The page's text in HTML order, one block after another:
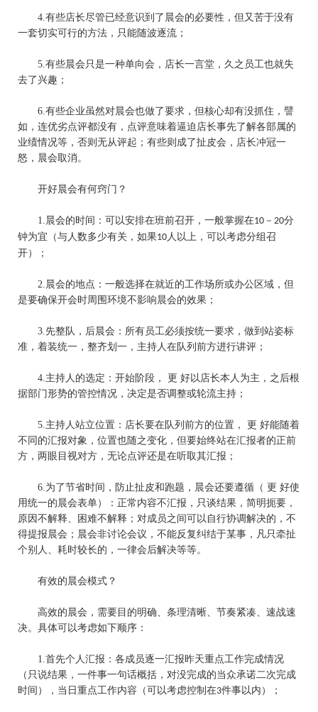
4.有些店长尽管已经意识到了晨会的必要性，但又苦于没有
一套切实可行的方法，只能随波逐流；
5.有些晨会只是一种单向会， 店长一言堂，久之员工也就失
去了兴趣；
6.有些企业虽然对晨会也做了要求，但核心却有没抓住，譬
如，连优劣点评都没有，点评意味着逼迫 店长事先了解各部属的
业绩情况等，否则无从评起；有些则成了扯皮会， 店长冲冠一
怒，晨会取消。
开好晨会有何窍门？
1. 晨会的时间：可以安排在班前召开，一般掌握在10 － 20分
钟为宜（与人数多少有关，如果10人以上，可以考虑分组召
开）；
2. 晨会的地点：一般选择在就近的工作场所或办公区域，但
是要确保开会时周围环境不影响晨会的效果；
3.先整队，后晨会：所有员工必须按统一要求，做到站姿标
准，着装统一，整齐划一，主持人在队列前方进行讲评；
4.主持人的选定：开始阶段， 更 好以店长本人为主，之后根
据部门形势的管控情况，决定是否调整或轮流主持；
5.主持人站立位置： 店长要在队列前方的位置， 更 好能随着
不同的汇报对象，位置也随之变化，但要始终站在汇报者的正前
方，两眼目视对方，无论点评还是在听取其汇报；
6.为了节省时间，防止扯皮和跑题，晨会还要遵循（ 更 好使
用统一的晨会表单）：正常内容不汇报，只谈结果，简明扼要，
原因不解释、困难不解释；对成员之间可以自行协调解决的，不
得提报晨会；晨会非讨论会议，不能反复纠结于某事，凡只牵扯
个别人、耗时较长的，一律会后解决等等。
有效的晨会模式？
高效的晨会，需要目的明确、条理清晰、节奏紧凑、速战速
决。具体可以考虑如下顺序：
1.首先个人汇报：各成员逐一汇报昨天重点工作完成情况
（只说结果，一件事一句话概括，对没完成的当众承诺二次完成
时间），当日重点工作内容（可以考虑控制在3件事以内）；